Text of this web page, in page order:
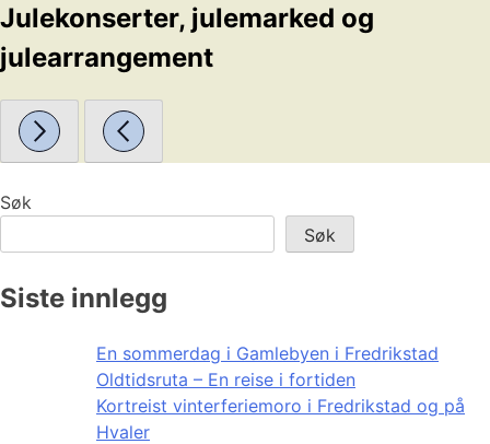
Julekonserter, julemarked og
julearrangement
Søk
Søk
Siste innlegg
En sommerdag i Gamlebyen i Fredrikstad
Oldtidsruta – En reise i fortiden
Kortreist vinterferiemoro i Fredrikstad og på
Hvaler